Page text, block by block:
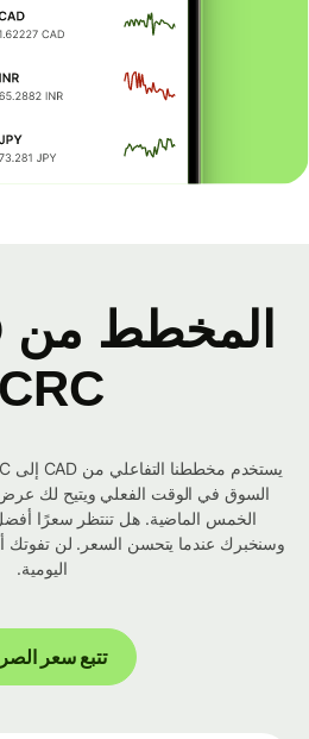
CRC،
السوق في الوقت الفعلي ويتيح لك عرض
الخمس الماضية. هل تنتظر سعرًا أفضل؟
وسنخبرك عندما يتحسن السعر. لن تفوتك
اليومية.
تتبع سعر الصرف